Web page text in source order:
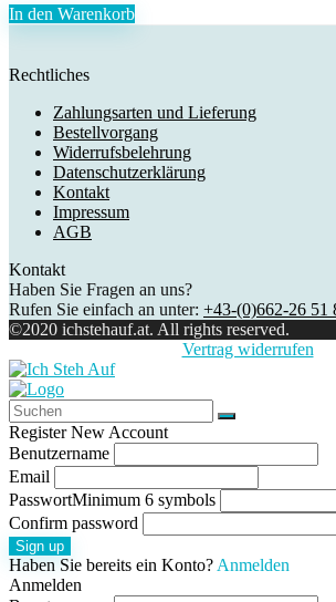
In den Warenkorb
Rechtliches
Zahlungsarten und Lieferung
Bestellvorgang
Widerrufsbelehrung
Datenschutzerklärung
Kontakt
Impressum
AGB
Kontakt
Haben Sie Fragen an uns?
Rufen Sie einfach an unter: +43-(0)662-26 51
©2020 ichstehauf.at. All rights reserved.
Vertrag widerrufen
Register New Account
Benutzername
Email
PasswortMinimum 6 symbols
Confirm password
Sign up
Haben Sie bereits ein Konto? Anmelden
Anmelden